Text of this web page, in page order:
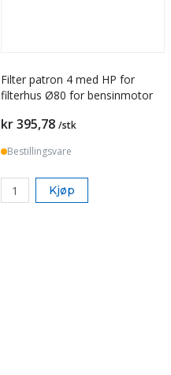
Filter patron 4 med HP for
filterhus Ø80 for bensinmotor
Pris
kr 395,78 /stk
Bestillingsvare
Kjøp